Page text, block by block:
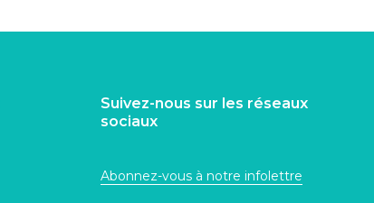
Suivez-nous sur les réseaux
sociaux
Abonnez-vous à notre infolettre